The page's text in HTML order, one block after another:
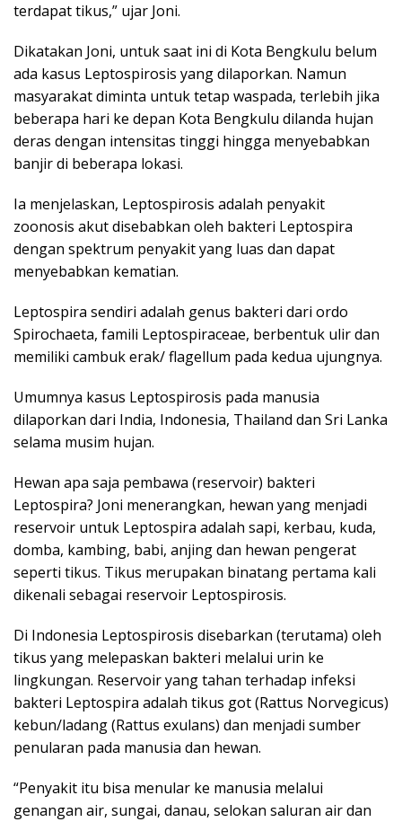
terdapat tikus,” ujar Joni.
Dikatakan Joni, untuk saat ini di Kota Bengkulu belum
ada kasus Leptospirosis yang dilaporkan. Namun
masyarakat diminta untuk tetap waspada, terlebih jika
beberapa hari ke depan Kota Bengkulu dilanda hujan
deras dengan intensitas tinggi hingga menyebabkan
banjir di beberapa lokasi.
Ia menjelaskan, Leptospirosis adalah penyakit
zoonosis akut disebabkan oleh bakteri Leptospira
dengan spektrum penyakit yang luas dan dapat
menyebabkan kematian.
Leptospira sendiri adalah genus bakteri dari ordo
Spirochaeta, famili Leptospiraceae, berbentuk ulir dan
memiliki cambuk erak/ flagellum pada kedua ujungnya.
Umumnya kasus Leptospirosis pada manusia
dilaporkan dari India, Indonesia, Thailand dan Sri Lanka
selama musim hujan.
Hewan apa saja pembawa (reservoir) bakteri
Leptospira? Joni menerangkan, hewan yang menjadi
reservoir untuk Leptospira adalah sapi, kerbau, kuda,
domba, kambing, babi, anjing dan hewan pengerat
seperti tikus. Tikus merupakan binatang pertama kali
dikenali sebagai reservoir Leptospirosis.
Di Indonesia Leptospirosis disebarkan (terutama) oleh
tikus yang melepaskan bakteri melalui urin ke
lingkungan. Reservoir yang tahan terhadap infeksi
bakteri Leptospira adalah tikus got (Rattus Norvegicus)
kebun/ladang (Rattus exulans) dan menjadi sumber
penularan pada manusia dan hewan.
“Penyakit itu bisa menular ke manusia melalui
genangan air, sungai, danau, selokan saluran air dan